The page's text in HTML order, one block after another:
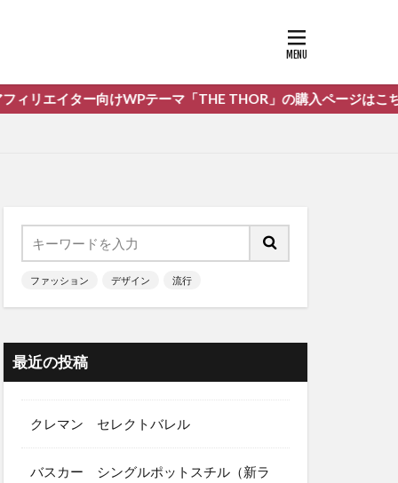
けWPテーマ「THE THOR」の購入ページはこちら
ファッション デザイン 流行
最近の投稿
クレマン セレクトバレル
バスカー シングルポットスチル（新ラ